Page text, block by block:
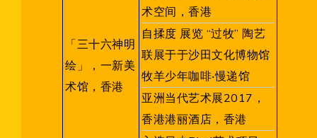
「三十六神明
绘」，一新美
术馆，香港
术空间，香港
自揉度 展览 “过牧” 陶艺
联展于于沙田文化博物馆
牧羊少年咖啡‧慢递馆
亚洲当代艺术展2017，
香港港丽酒店，香港